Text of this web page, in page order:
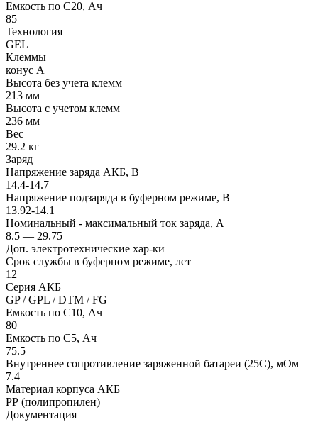
Емкость по С20, Ач
85
Технология
GEL
Клеммы
конус А
Высота без учета клемм
213 мм
Высота с учетом клемм
236 мм
Вес
29.2 кг
Заряд
Напряжение заряда АКБ, В
14.4-14.7
Напряжение подзаряда в буферном режиме, В
13.92-14.1
Номинальный - максимальный ток заряда, А
8.5 — 29.75
Доп. электротехнические хар-ки
Срок службы в буферном режиме, лет
12
Серия АКБ
GP / GPL / DTM / FG
Емкость по С10, Ач
80
Емкость по С5, Ач
75.5
Внутреннее сопротивление заряженной батареи (25С), мОм
7.4
Материал корпуса АКБ
РР (полипропилен)
Документация